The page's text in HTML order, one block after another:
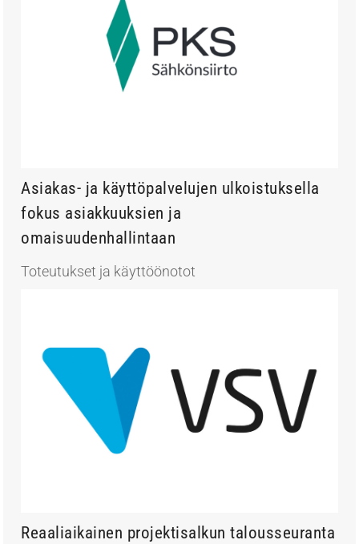
Asiakas- ja käyttöpalvelujen ulkoistuksella
fokus asiakkuuksien ja
omaisuudenhallintaan
Toteutukset ja käyttöönotot
Reaaliaikainen projektisalkun talousseuranta